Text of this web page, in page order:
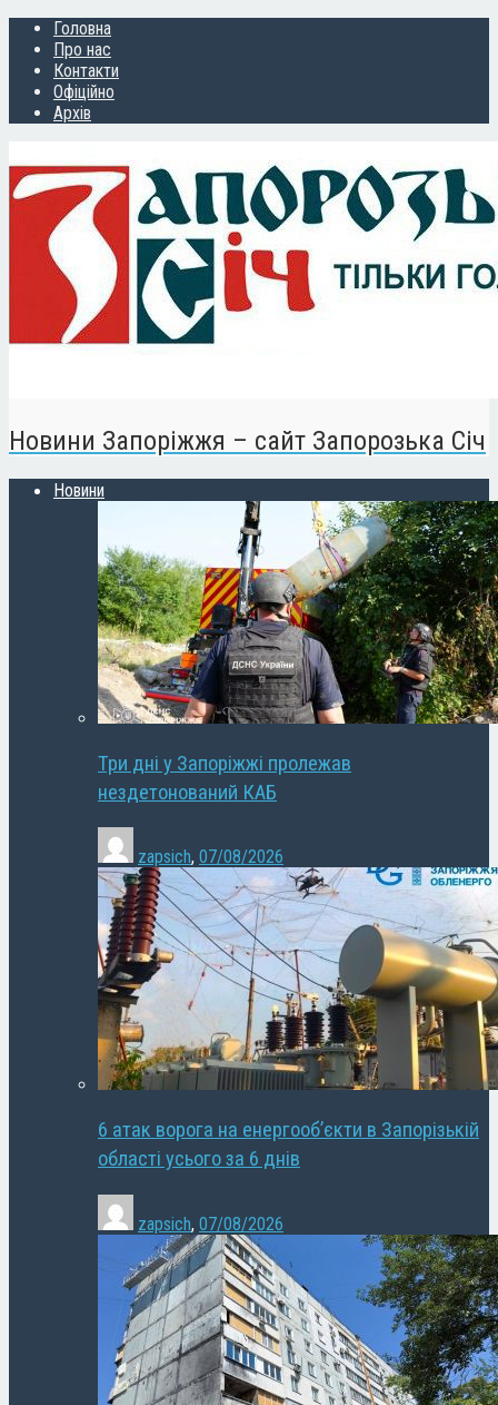
Головна
Про нас
Контакти
Офіційно
Архів
Новини Запоріжжя – сайт Запорозька Січ
Новини
Три дні у Запоріжжі пролежав
нездетонований КАБ
zapsich, 07/08/2026
6 атак ворога на енергооб’єкти в Запорізькій
області усього за 6 днів
zapsich, 07/08/2026